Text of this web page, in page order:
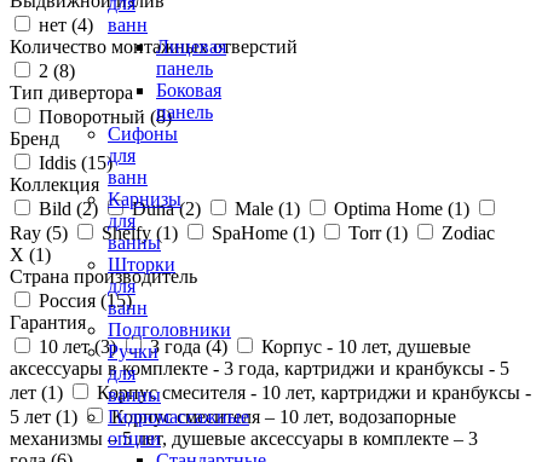
ванн
Лицевая
панель
Боковая
панель
Сифоны
для
ванн
Карнизы
для
ванны
Шторки
для
ванн
Подголовники
Ручки
для
ванны
Гидромассажные
опции
нет (4)
Количество монтажных отверстий
2 (8)
Тип дивертора
Поворотный (8)
Бренд
Iddis (15)
Коллекция
Bild (2) Duna (2) Male (1) Optima Home (1)
Ray (5) Shelfy (1) SpaHome (1) Torr (1)
Zodiac
X (1)
Страна производитель
Россия (15)
Гарантия
10 лет (3) 3 года (4)
Корпус - 10 лет, душевые
аксессуары в комплекте - 3 года, картриджи и кранбуксы - 5
лет (1)
Корпус смесителя - 10 лет, картриджи и кранбуксы -
5 лет (1)
Корпус смесителя – 10 лет, водозапорные
механизмы – 5 лет, душевые аксессуары в комплекте – 3